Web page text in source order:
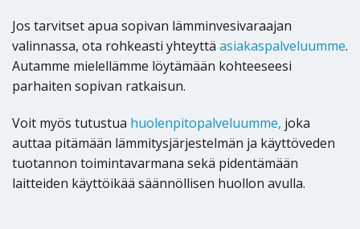
Jos tarvitset apua sopivan lämminvesivaraajan
valinnassa, ota rohkeasti yhteyttä asiakaspalveluumme.
Autamme mielellämme löytämään kohteeseesi
parhaiten sopivan ratkaisun.
Voit myös tutustua huolenpitopalveluumme, joka
auttaa pitämään lämmitysjärjestelmän ja käyttöveden
tuotannon toimintavarmana sekä pidentämään
laitteiden käyttöikää säännöllisen huollon avulla.